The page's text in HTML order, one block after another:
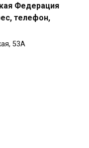
Федерация
телефон,
53А